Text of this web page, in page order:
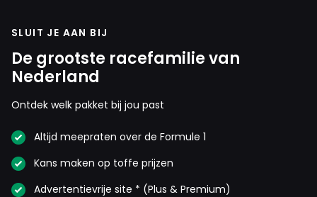
SLUIT JE AAN BIJ
De grootste racefamilie van
Nederland
Ontdek welk pakket bij jou past
Altijd meepraten over de Formule 1
Kans maken op toffe prijzen
Advertentievrije site * (Plus & Premium)